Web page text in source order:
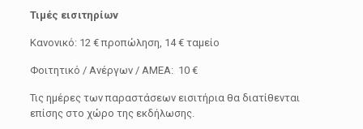
Τιμές εισιτηρίων
Κανονικό: 12 € προπώληση, 14 € ταμείο
Φοιτητικό / Ανέργων / ΑΜΕΑ: 10 €
Τις ημέρες των παραστάσεων εισιτήρια θα διατίθενται
επίσης στο χώρο της εκδήλωσης.